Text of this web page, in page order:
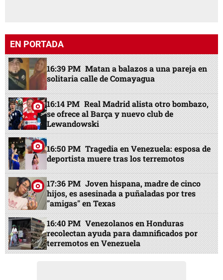
EN PORTADA
16:39 PM Matan a balazos a una pareja en
solitaria calle de Comayagua
16:14 PM Real Madrid alista otro bombazo,
se ofrece al Barça y nuevo club de
Lewandowski
16:50 PM Tragedia en Venezuela: esposa de
deportista muere tras los terremotos
17:36 PM Joven hispana, madre de cinco
hijos, es asesinada a puñaladas por tres
"amigas" en Texas
16:40 PM Venezolanos en Honduras
recolectan ayuda para damnificados por
terremotos en Venezuela